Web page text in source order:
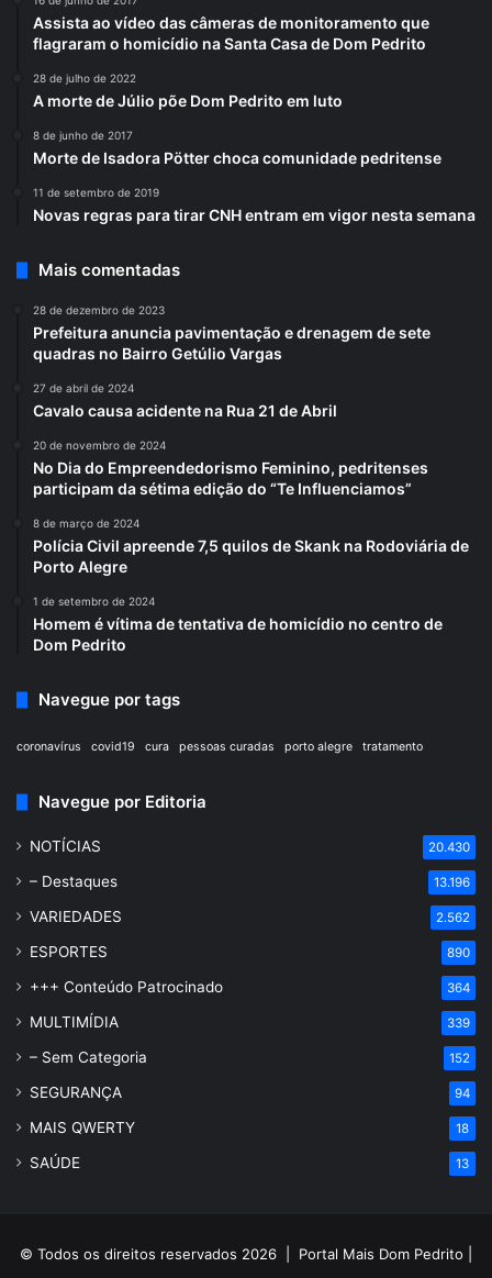
Assista ao vídeo das câmeras de monitoramento que
flagraram o homicídio na Santa Casa de Dom Pedrito
28 de julho de 2022
A morte de Júlio põe Dom Pedrito em luto
8 de junho de 2017
Morte de Isadora Pötter choca comunidade pedritense
11 de setembro de 2019
Novas regras para tirar CNH entram em vigor nesta semana
Mais comentadas
28 de dezembro de 2023
Prefeitura anuncia pavimentação e drenagem de sete
quadras no Bairro Getúlio Vargas
27 de abril de 2024
Cavalo causa acidente na Rua 21 de Abril
20 de novembro de 2024
No Dia do Empreendedorismo Feminino, pedritenses
participam da sétima edição do “Te Influenciamos”
8 de março de 2024
Polícia Civil apreende 7,5 quilos de Skank na Rodoviária de
Porto Alegre
1 de setembro de 2024
Homem é vítima de tentativa de homicídio no centro de
Dom Pedrito
Navegue por tags
coronavírus covid19 cura pessoas curadas porto alegre tratamento
Navegue por Editoria
NOTÍCIAS 20.430
– Destaques 13.196
VARIEDADES 2.562
ESPORTES 890
+++ Conteúdo Patrocinado 364
MULTIMÍDIA 339
– Sem Categoria 152
SEGURANÇA 94
MAIS QWERTY 18
SAÚDE 13
© Todos os direitos reservados 2026 | Portal Mais Dom Pedrito